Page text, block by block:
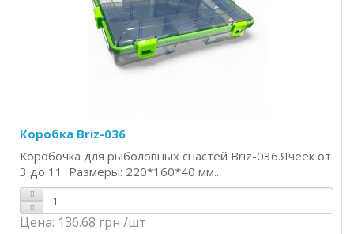
Коробка Briz-036
Коробочка для рыболовных снастей Briz-036.Ячеек от
3 до 11 Размеры: 220*160*40 мм..
Цена: 136.68 грн /шт